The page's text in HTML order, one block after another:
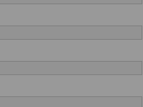
News
Reisen & Events
Guides